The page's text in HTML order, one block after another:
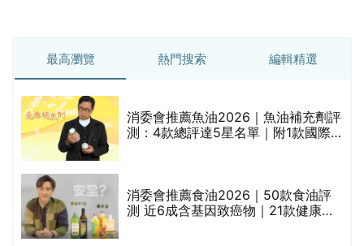
最高瀏覽 熱門搜索 編輯精選
消委會推薦魚油2026｜魚油補充劑評
測：4款總評達5星名單｜附1款國際
消委會推薦食油2026｜50款食油評
測 近6成含基因致癌物｜21款健康煮